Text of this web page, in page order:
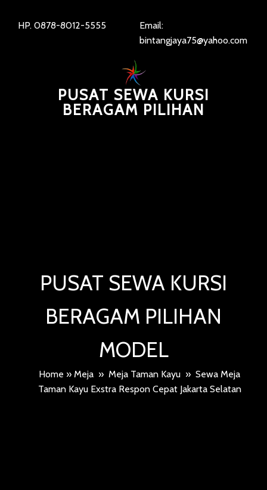
HP. 0878-8012-5555
Email:
bintangjaya75@yahoo.com
PUSAT SEWA KURSI
BERAGAM PILIHAN
PUSAT SEWA KURSI
BERAGAM PILIHAN
MODEL
Home » Meja » Meja Taman Kayu » Sewa Meja
Taman Kayu Exstra Respon Cepat Jakarta Selatan